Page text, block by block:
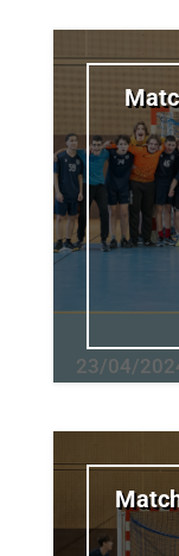
23/04/